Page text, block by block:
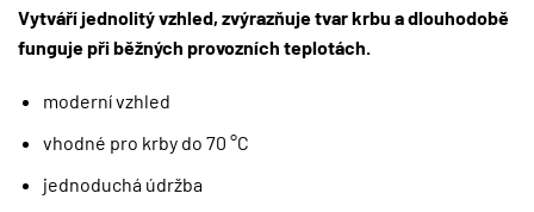
Vytváří jednolitý vzhled, zvýrazňuje tvar krbu a dlouhodobě
funguje při běžných provozních teplotách.
moderní vzhled
vhodné pro krby do 70 °C
jednoduchá údržba